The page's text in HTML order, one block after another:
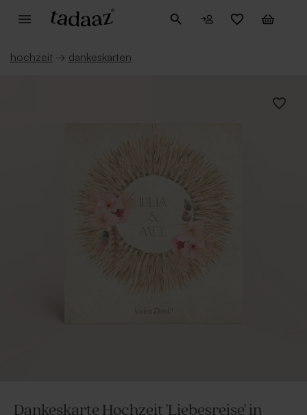
hochzeit → dankeskarten
Dankeskarte Hochzeit 'Liebesreise' in